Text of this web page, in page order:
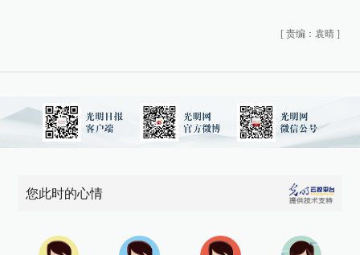
[ 责编：袁晴 ]
您此时的心情